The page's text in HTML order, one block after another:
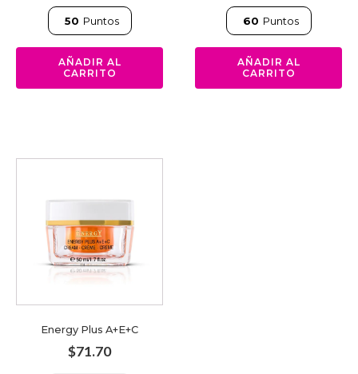
50 Puntos
AÑADIR AL
CARRITO
60 Puntos
AÑADIR AL
CARRITO
Energy Plus A+E+C
$71.70